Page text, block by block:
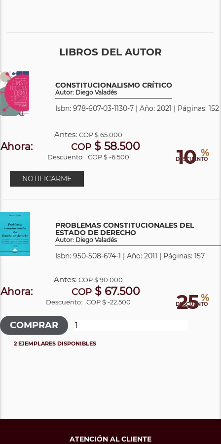
LIBROS DEL AUTOR
CONSTITUCIONALISMO CRÍTICO
Autor: Diego Valadés
Isbn: 978-607-03-1130-7 | Año: 2021 | Páginas: 152
10 %
DESCUENTO
Antes:COP$ 65.000
Ahora: COP $ 58.500
Descuento: COP $ -6.500
NOTIFICARME
PROBLEMAS CONSTITUCIONALES DEL
ESTADO DE DERECHO
Autor: Diego Valadés
Isbn: 950-508-674-1 | Año: 2011 | Páginas: 157
25 %
DESCUENTO
Antes:COP$ 90.000
Ahora: COP$ 67.500
Descuento: COP $ -22.500
2 EJEMPLARES DISPONIBLES
ATENCIÓN AL CLIENTE